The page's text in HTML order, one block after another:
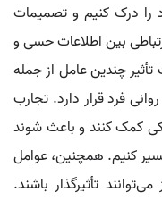
را درک کنیم و تصمیمات
بین اطلاعات حسی و
چندین عامل از جمله
فرد قرار دارد. تجارب
کمک کنند و باعث شوند
کنیم. همچنین، عوامل
تأثیرگذار باشند.